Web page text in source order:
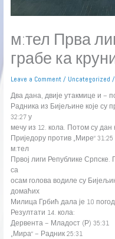
м:тел Прва
грабе ка
Leave a Comment / Uncategorized
Два дана, двије утакмице и –
Радника из Бијељине које су
32:27 у
мечу из 12. кола. Потом су дан
Приједору против „Мире“
м:тел
Првој лиги Републике
са
осам голова водиле су
домаћих
Милица Грбић дала је 10
Резултати 14. кола:
Дервента – Младост (Р) 35:31
„Мира“ – Радник 25:31